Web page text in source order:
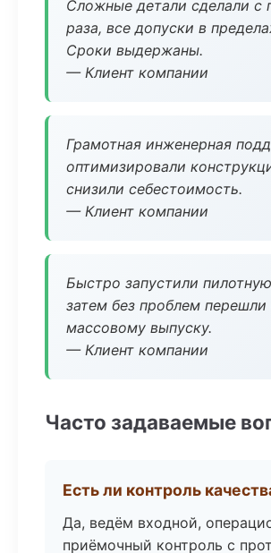
Сложные детали сделали с
раза, все допуски в
Сроки выдержаны.
— Клиент компании
Грамотная инженерная
оптимизировали
снизили себестоимость.
— Клиент компании
Быстро запустили
затем без проблем перешли
массовому выпуску.
— Клиент компании
Часто задаваемые
Есть ли контроль
Да, ведём входной,
приёмочный контроль с